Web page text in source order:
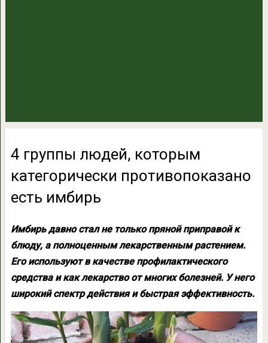
4 группы людей, которым
категорически противопоказано
есть имбирь
Имбирь давно стал не только пряной приправой к
блюду, а полноценным лекарственным растением.
Его используют в качестве профилактического
средства и как лекарство от многих болезней. У него
широкий спектр действия и быстрая эффективность.